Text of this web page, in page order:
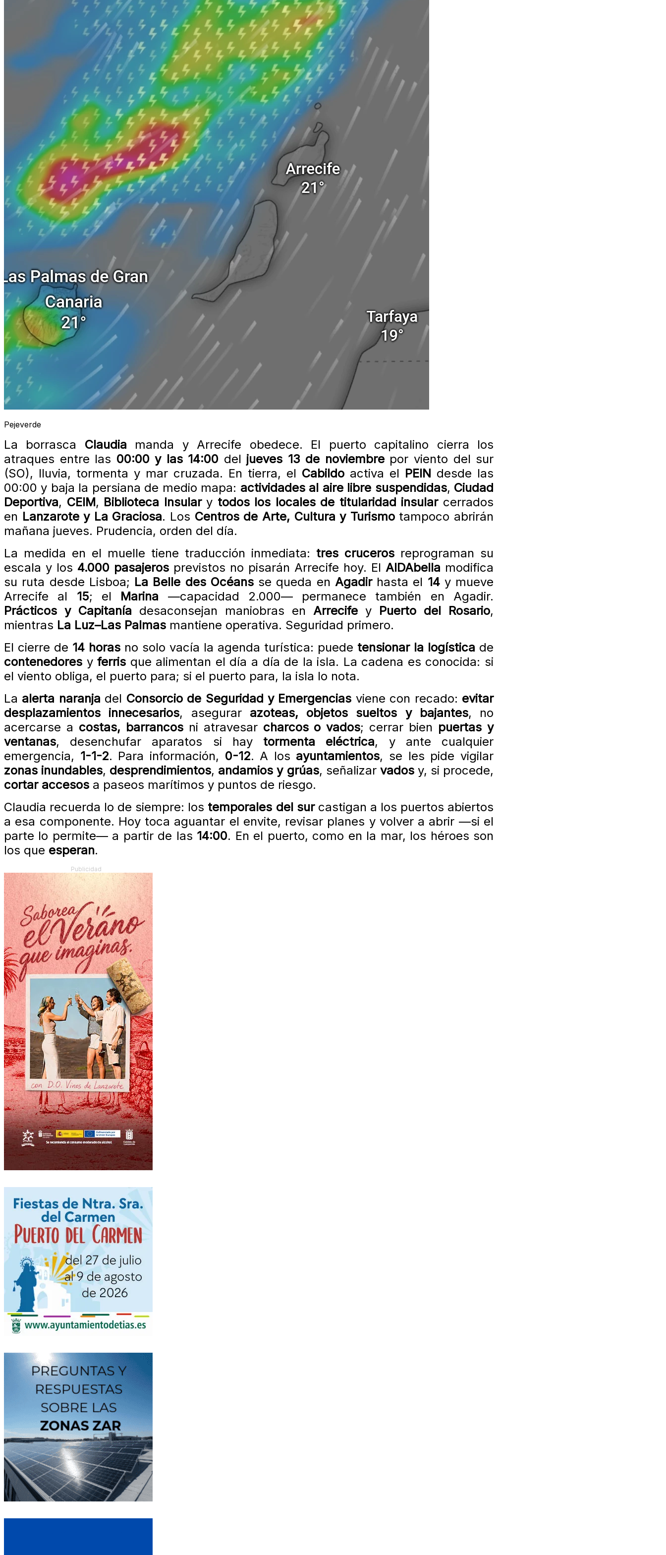
Pejeverde
La borrasca Claudia manda y Arrecife obedece. El puerto capitalino cierra los
atraques entre las 00:00 y las 14:00 del jueves 13 de noviembrepor viento del sur
(SO), lluvia, tormenta y mar cruzada. En tierra, el Cabildo activa el PEIN desde las
00:00 y baja la persiana de medio mapa: actividades al aire libre suspendidas, Ciudad
Deportiva, CEIM, Biblioteca Insulary todos los locales de titularidad insularcerrados
en Lanzarote y La Graciosa. Los Centros de Arte, Cultura y Turismotampoco abrirán
mañana jueves. Prudencia, orden del día.
La medida en el muelle tiene traducción inmediata: tres cruceros reprograman su
escala y los 4.000 pasajeros previstos no pisarán Arrecife hoy. El AIDAbella modifica
su ruta desde Lisboa; La Belle des Océansse queda en Agadirhasta el 14y mueve
Arrecife al 15; el Marina —capacidad 2.000— permanece también en Agadir.
Prácticos y Capitanía desaconsejan maniobras en Arrecife y Puerto del Rosario,
mientras La Luz–Las Palmas mantiene operativa. Seguridad primero.
El cierre de 14 horas no solo vacía la agenda turística: puede tensionar la logística de
contenedores yferris que alimentan el día a día de la isla. La cadena es conocida: si
el viento obliga, el puerto para; si el puerto para, la isla lo nota.
La alerta naranja del Consorcio de Seguridad y Emergencias viene con recado: evitar
desplazamientos innecesarios, asegurar azoteas, objetos sueltos y bajantes, no
acercarse a costas, barrancosni atravesar charcos o vados; cerrar bien puertas y
ventanas, desenchufar aparatos si hay tormenta eléctrica, y ante cualquier
emergencia, 1-1-2. Para información, 0-12. A los ayuntamientos, se les pide vigilar
zonas inundables, desprendimientos, andamios y grúas, señalizar vadosy, si procede,
cortar accesos a paseos marítimos y puntos de riesgo.
Claudia recuerda lo de siempre: los temporales del surcastigan a los puertos abiertos
a esa componente. Hoy toca aguantar el envite, revisar planes y volver a abrir —si el
parte lo permite— a partir de las 14:00. En el puerto, como en la mar, los héroes son
los que esperan.
Publicidad